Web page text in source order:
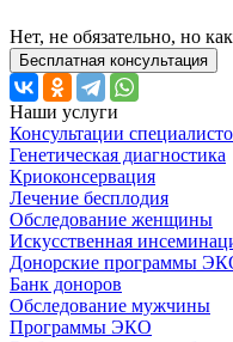
Нет, не обязательно, но
Бесплатная консультация
Наши услуги
Консультации
Генетическая диагностика
Криоконсервация
Лечение бесплодия
Обследование женщины
Искусственная
Донорские программы
Банк доноров
Обследование мужчины
Программы ЭКО